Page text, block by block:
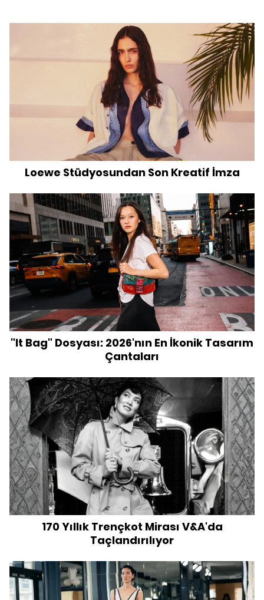
Loewe Stüdyosundan Son Kreatif İmza
"It Bag" Dosyası: 2026'nın En İkonik Tasarım
Çantaları
170 Yıllık Trençkot Mirası V&A'da
Taçlandırılıyor